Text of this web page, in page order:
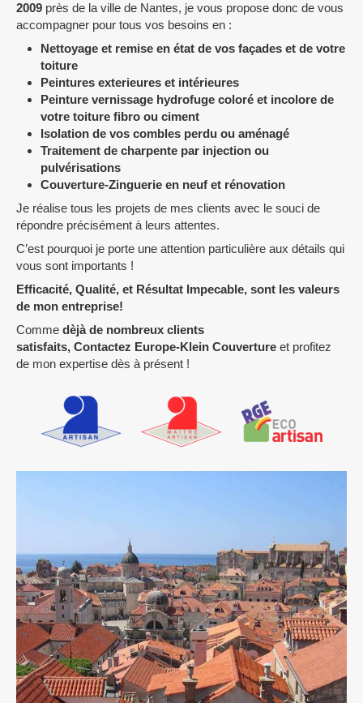
2009 près de la ville de Nantes, je vous propose donc de vous
accompagner pour tous vos besoins en :
Nettoyage et remise en état de vos façades et de votre
toiture
Peintures exterieures et intérieures
Peinture vernissage hydrofuge coloré et incolore de
votre toiture fibro ou ciment
Isolation de vos combles perdu ou aménagé
Traitement de charpente par injection ou
pulvérisations
Couverture-Zinguerie en neuf et rénovation
Je réalise tous les projets de mes clients avec le souci de
répondre précisément à leurs attentes.
C’est pourquoi je porte une attention particulière aux détails qui
vous sont importants !
Efficacité, Qualité, et Résultat Impecable, sont les valeurs
de mon entreprise!
Comme dèjà de nombreux clients
satisfaits, Contactez Europe-Klein Couverture et profitez
de mon expertise dès à présent !